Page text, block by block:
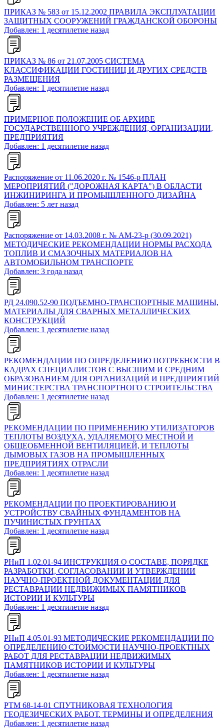
ПРИКАЗ № 583 от 15.12.2002 ПРАВИЛА ЭКСПЛУАТАЦИИ
ЗАЩИТНЫХ СООРУЖЕНИЙ ГРАЖДАНСКОЙ ОБОРОНЫ
Добавлен: 1 десятилетие назад
ПРИКАЗ № 86 от 21.07.2005 СИСТЕМА
КЛАССИФИКАЦИИ ГОСТИНИЦ И ДРУГИХ СРЕДСТВ
РАЗМЕЩЕНИЯ
Добавлен: 1 десятилетие назад
ПРИМЕРНОЕ ПОЛОЖЕНИЕ ОБ АРХИВЕ
ГОСУДАРСТВЕННОГО УЧРЕЖДЕНИЯ, ОРГАНИЗАЦИИ,
ПРЕДПРИЯТИЯ
Добавлен: 1 десятилетие назад
Распоряжение от 11.06.2020 г. № 1546-р ПЛАН
МЕРОПРИЯТИЙ ("ДОРОЖНАЯ КАРТА") В ОБЛАСТИ
ИНЖИНИРИНГА И ПРОМЫШЛЕННОГО ДИЗАЙНА
Добавлен: 5 лет назад
Распоряжение от 14.03.2008 г. № АМ-23-р (30.09.2021)
МЕТОДИЧЕСКИЕ РЕКОМЕНДАЦИИ НОРМЫ РАСХОДА
ТОПЛИВ И СМАЗОЧНЫХ МАТЕРИАЛОВ НА
АВТОМОБИЛЬНОМ ТРАНСПОРТЕ
Добавлен: 3 года назад
РД 24.090.52-90 ПОДЪЕМНО-ТРАНСПОРТНЫЕ МАШИНЫ,
МАТЕРИАЛЫ ДЛЯ СВАРНЫХ МЕТАЛЛИЧЕСКИХ
КОНСТРУКЦИЙ
Добавлен: 1 десятилетие назад
РЕКОМЕНДАЦИИ ПО ОПРЕДЕЛЕНИЮ ПОТРЕБНОСТИ В
КАДРАХ СПЕЦИАЛИСТОВ С ВЫСШИМ И СРЕДНИМ
ОБРАЗОВАНИЕМ ДЛЯ ОРГАНИЗАЦИЙ И ПРЕДПРИЯТИЙ
МИНИСТЕРСТВА ТРАНСПОРТНОГО СТРОИТЕЛЬСТВА
Добавлен: 1 десятилетие назад
РЕКОМЕНДАЦИИ ПО ПРИМЕНЕНИЮ УТИЛИЗАТОРОВ
ТЕПЛОТЫ ВОЗДУХА, УДАЛЯЕМОГО МЕСТНОЙ И
ОБЩЕОБМЕННОЙ ВЕНТИЛЯЦИЕЙ, И ТЕПЛОТЫ
ДЫМОВЫХ ГАЗОВ НА ПРОМЫШЛЕННЫХ
ПРЕДПРИЯТИЯХ ОТРАСЛИ
Добавлен: 1 десятилетие назад
РЕКОМЕНДАЦИИ ПО ПРОЕКТИРОВАНИЮ И
УСТРОЙСТВУ СВАЙНЫХ ФУНДАМЕНТОВ НА
ПУЧИНИСТЫХ ГРУНТАХ
Добавлен: 1 десятилетие назад
РНиП 1.02.01-94 ИНСТРУКЦИЯ О СОСТАВЕ, ПОРЯДКЕ
РАЗРАБОТКИ, СОГЛАСОВАНИИ И УТВЕРЖДЕНИИ
НАУЧНО-ПРОЕКТНОЙ ДОКУМЕНТАЦИИ ДЛЯ
РЕСТАВРАЦИИ НЕДВИЖИМЫХ ПАМЯТНИКОВ
ИСТОРИИ И КУЛЬТУРЫ
Добавлен: 1 десятилетие назад
РНиП 4.05.01-93 МЕТОДИЧЕСКИЕ РЕКОМЕНДАЦИИ ПО
ОПРЕДЕЛЕНИЮ СТОИМОСТИ НАУЧНО-ПРОЕКТНЫХ
РАБОТ ДЛЯ РЕСТАВРАЦИИ НЕДВИЖИМЫХ
ПАМЯТНИКОВ ИСТОРИИ И КУЛЬТУРЫ
Добавлен: 1 десятилетие назад
РТМ 68-14-01 СПУТНИКОВАЯ ТЕХНОЛОГИЯ
ГЕОДЕЗИЧЕСКИХ РАБОТ. ТЕРМИНЫ И ОПРЕДЕЛЕНИЯ
Добавлен: 1 десятилетие назад